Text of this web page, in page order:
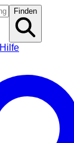
Finden
Hilfe